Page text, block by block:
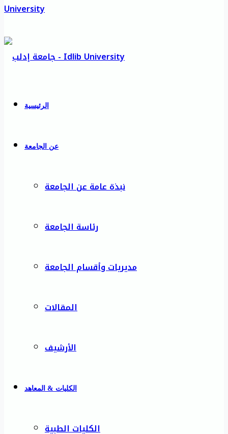
الرئيسية
عن الجامعة
نبذة عامة عن الجامعة
رئاسة الجامعة
مديريات وأقسام الجامعة
المقالات
الأرشيف
الكليات & المعاهد
الكليات الطبية